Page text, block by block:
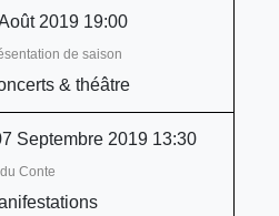
2019 19:00
de saison
& théâtre
Septembre 2019 13:30
Conte